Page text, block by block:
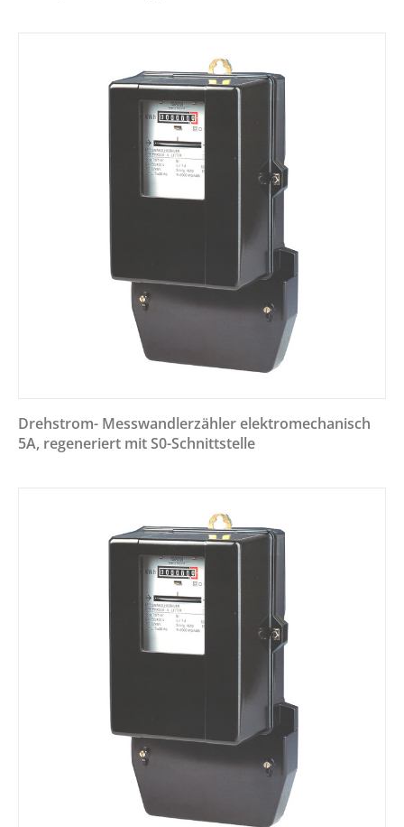
Drehstrom- Messwandlerzähler elektromechanisch
5A, regeneriert mit S0-Schnittstelle